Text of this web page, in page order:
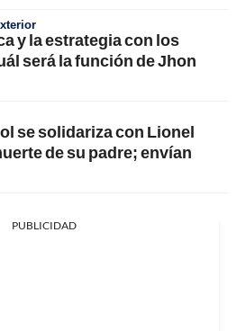
y la estrategia con los
será la función de Jhon
se solidariza con Lionel
de su padre; envían
PUBLICIDAD